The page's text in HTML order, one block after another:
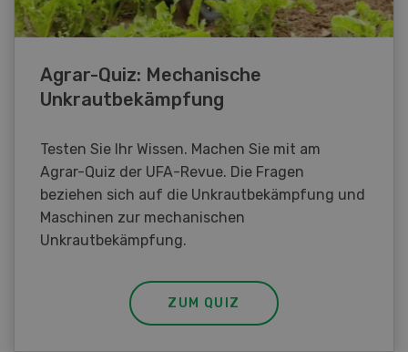
Agrar-Quiz: Mechanische
Unkrautbekämpfung
Testen Sie Ihr Wissen. Machen Sie mit am
Agrar-Quiz der UFA-Revue. Die Fragen
beziehen sich auf die Unkrautbekämpfung und
Maschinen zur mechanischen
Unkrautbekämpfung.
ZUM QUIZ